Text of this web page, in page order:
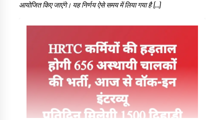
आयोजित किए जाएंगे। यह निर्णय ऐसे समय में लिया गया है […]